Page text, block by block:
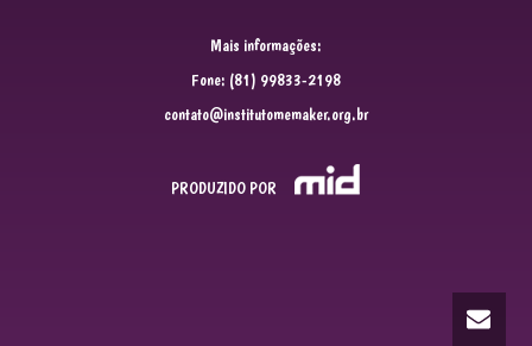
Mais informações:
Fone: (81) 99833-2198
contato@institutomemaker.org.br
PRODUZIDO POR